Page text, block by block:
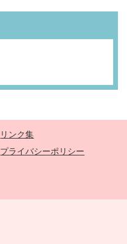
リンク集
プライバシーポリシー